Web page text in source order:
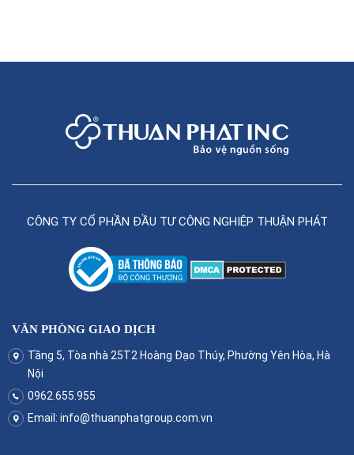
CÔNG TY CỔ PHẦN ĐẦU TƯ CÔNG NGHIỆP THUẬN PHÁT
VĂN PHÒNG GIAO DỊCH
Tầng 5, Tòa nhà 25T2 Hoàng Đạo Thúy, Phường Yên Hòa, Hà
Nội
0962.655.955
Email: info@thuanphatgroup.com.vn